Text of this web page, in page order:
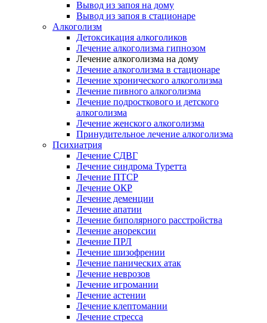
Вывод из запоя на дому
Вывод из запоя в стационаре
Алкоголизм
Детоксикация алкоголиков
Лечение алкоголизма гипнозом
Лечение алкоголизма на дому
Лечение алкоголизма в стационаре
Лечение хронического алкоголизма
Лечение пивного алкоголизма
Лечение подросткового и детского
алкоголизма
Лечение женского алкоголизма
Принудительное лечение алкоголизма
Психиатрия
Лечение СДВГ
Лечение синдрома Туретта
Лечение ПТСР
Лечение ОКР
Лечение деменции
Лечение апатии
Лечение биполярного расстройства
Лечение анорексии
Лечение ПРЛ
Лечение шизофрении
Лечение панических атак
Лечение неврозов
Лечение игромании
Лечение астении
Лечение клептомании
Лечение стресса